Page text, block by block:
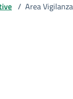
/ Area Vigilanza